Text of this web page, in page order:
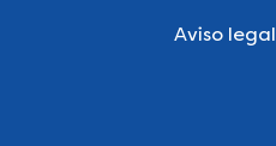
Aviso legal